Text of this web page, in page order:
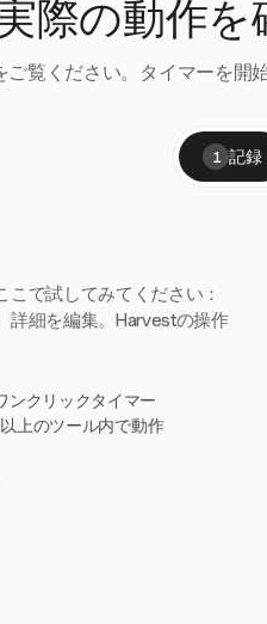
際の動作
ご覧ください。タイマーを開
1 記録
で試してみてください：
詳細を編集。Harvestの操作
ンクリックタイマー
上のツール内で動作